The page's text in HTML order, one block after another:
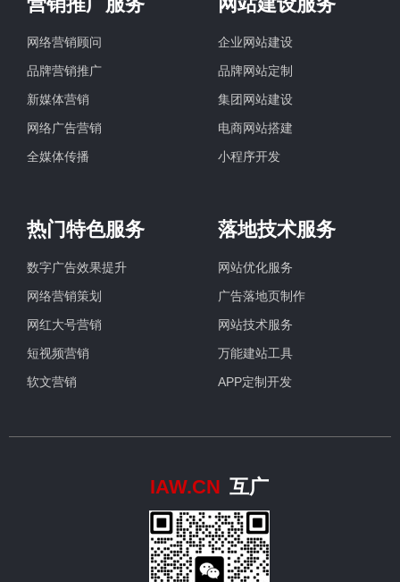
网络营销顾问
品牌营销推广
新媒体营销
网络广告营销
全媒体传播
企业网站建设
品牌网站定制
集团网站建设
电商网站搭建
小程序开发
热门特色服务
数字广告效果提升
网络营销策划
网红大号营销
短视频营销
软文营销
落地技术服务
网站优化服务
广告落地页制作
网站技术服务
万能建站工具
APP定制开发
IAW.CN 互广